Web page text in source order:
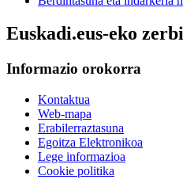
Euskadi.eus-eko
Informazio orokorra
Kontaktua
Web-mapa
Erabilerraztasuna
Egoitza Elektronikoa
Lege informazioa
Cookie politika